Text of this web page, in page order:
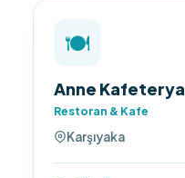
🍽️
Anne Kafeterya
Restoran & Kafe
Karşıyaka